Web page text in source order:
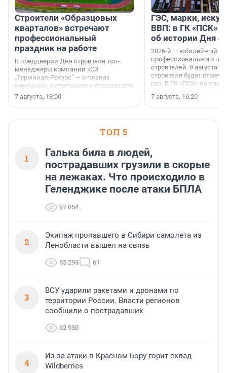
Строители «Образцовых
кварталов» встречают
профессиональный
праздник на работе
В преддверии Дня строителя топ-
менеджеры компании «СЗ
„Терминал-Ресурс“ — о планах
компании, испытаниях и поводах для
осторожного оптимизма.
7 августа, 18:00
ГЭС, марки,
ВВП: в ГК «ПСК»
об истории Дня
2026-й — юбилейный
профессионального
строителей. 9 августа
строителя будет
раз. В ГК «ПСК»
поменялась роль
7 августа, 16:20
ТОП 5
1
Галька била в людей,
пострадавших грузили в скорые
на лежаках. Что происходило в
Геленджике после атаки БПЛА
97 054
2
Экипаж пропавшего в Сибири самолета из
Ленобласти вышел на связь
65 293 61
3
ВСУ ударили ракетами и дронами по
территории России. Власти регионов
сообщили о пострадавших
62 930
4
Из-за атаки в Красном Бору горит склад
Wildberries